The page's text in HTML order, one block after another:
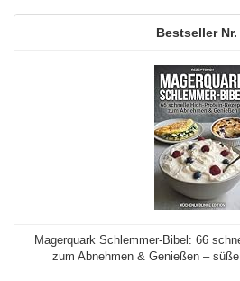
Magerquark Schlemmer-Bibel: 66
zum Abnehmen & Genießen –